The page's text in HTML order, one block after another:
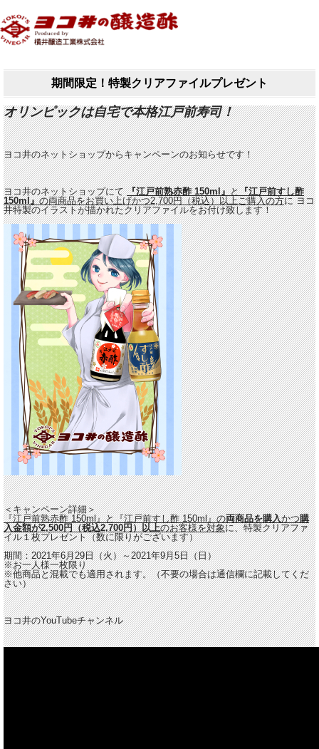
期間限定！特製クリアファイルプレゼント
オリンピックは自宅で本格江戸前寿司！
ヨコ井のネットショップからキャンペーンのお知らせです！
ヨコ井のネットショップにて『江戸前熟赤酢 150ml』と『江戸前すし酢
150ml』の両商品をお買い上げかつ2,700円（税込）以上ご購入の方に ヨコ
井特製のイラストが描かれたクリアファイルをお付け致します！
＜キャンペーン詳細＞
『江戸前熟赤酢 150ml』と『江戸前すし酢 150ml』の両商品を購入かつ購
入金額が2,500円（税込2,700円）以上のお客様を対象に、特製クリアファ
イル１枚プレゼント（数に限りがございます）
期間：2021年6月29日（火）～2021年9月5日（日）
※お一人様一枚限り
※他商品と混載でも適用されます。（不要の場合は通信欄に記載してくだ
さい）
ヨコ井のYouTubeチャンネル